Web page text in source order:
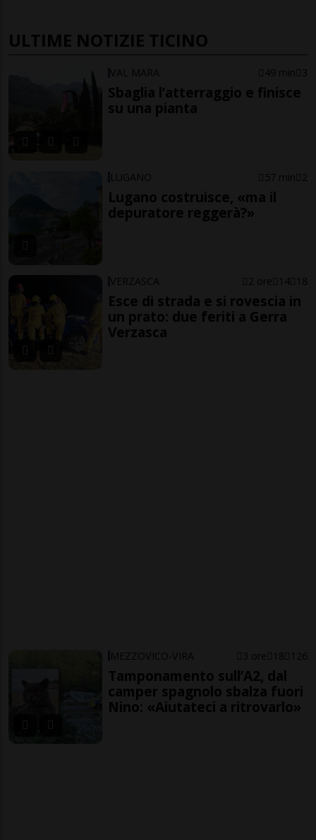
ULTIME NOTIZIE TICINO
VAL MARA 49 min 3
Sbaglia l’atterraggio e finisce
su una pianta
LUGANO 57 min 2
Lugano costruisce, «ma il
depuratore reggerà?»
VERZASCA 2 ore 14 18
Esce di strada e si rovescia in
un prato: due feriti a Gerra
Verzasca
MEZZOVICO-VIRA 3 ore 18 126
Tamponamento sull’A2, dal
camper spagnolo sbalza fuori
Nino: «Aiutateci a ritrovarlo»